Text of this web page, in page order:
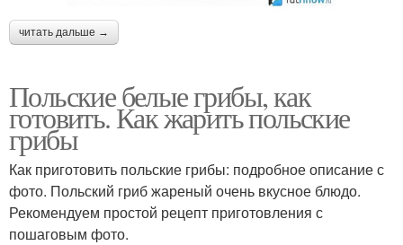
читать дальше →
Польские белые грибы, как
готовить. Как жарить польские
грибы
Как приготовить польские грибы: подробное описание с
фото. Польский гриб жареный очень вкусное блюдо.
Рекомендуем простой рецепт приготовления с
пошаговым фото.